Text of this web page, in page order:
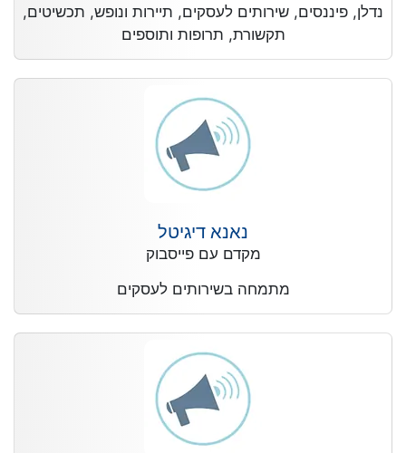
נדלן, פיננסים, שירותים לעסקים, תיירות ונופש, תכשיטים,
תקשורת, תרופות ותוספים
נאנא דיגיטל
מקדם עם פייסבוק
מתמחה בשירותים לעסקים